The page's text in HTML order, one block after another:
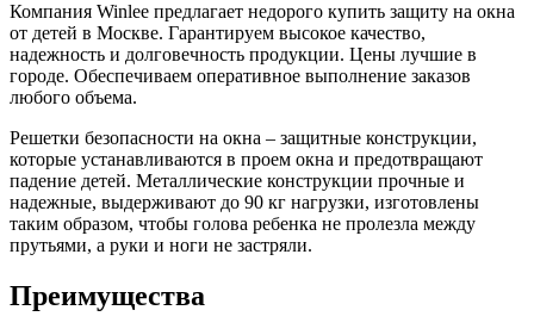
Компания Winlee предлагает недорого купить защиту на окна
от детей в Москве. Гарантируем высокое качество,
надежность и долговечность продукции. Цены лучшие в
городе. Обеспечиваем оперативное выполнение заказов
любого объема.
Решетки безопасности на окна – защитные конструкции,
которые устанавливаются в проем окна и предотвращают
падение детей. Металлические конструкции прочные и
надежные, выдерживают до 90 кг нагрузки, изготовлены
таким образом, чтобы голова ребенка не пролезла между
прутьями, а руки и ноги не застряли.
Преимущества